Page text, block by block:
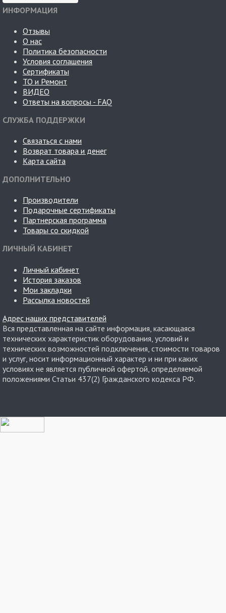
ИНФОРМАЦИЯ
Отзывы
О нас
Политика безопасности
Условия соглашения
Сертификаты
ТО и Ремонт
ВИДЕО
Ответы на вопросы - FAQ
СЛУЖБА ПОДДЕРЖКИ
Связаться с нами
Возврат товара и денег
Карта сайта
ДОПОЛНИТЕЛЬНО
Производители
Подарочные сертификаты
Партнерская программа
Товары со скидкой
ЛИЧНЫЙ КАБИНЕТ
Личный кабинет
История заказов
Мои закладки
Рассылка новостей
Адрес наших представителей
Вся представленная на сайте информация, касающаяся
технических характеристик оборудования, условий и
технических возможностей подключения, стоимости товаров
и услуг, носит информационный характер и ни при каких
условиях не является публичной офертой, определяемой
положениями Статьи 437(2) Гражданского кодекса РФ.